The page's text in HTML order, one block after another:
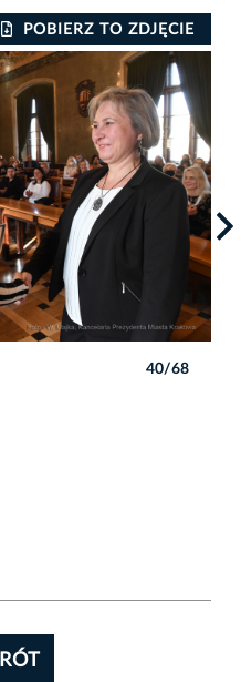
POBIERZ TO ZDJĘCIE
40/68